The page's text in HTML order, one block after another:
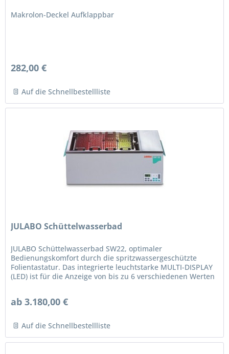
Makrolon-Deckel Aufklappbar
282,00 €
Auf die Schnellbestellliste
JULABO Schüttelwasserbad
JULABO Schüttelwasserbad SW22, optimaler
Bedienungskomfort durch die spritzwassergeschützte
Folientastatur. Das integrierte leuchtstarke MULTI-DISPLAY
(LED) ist für die Anzeige von bis zu 6 verschiedenen Werten
ab 3.180,00 €
Auf die Schnellbestellliste